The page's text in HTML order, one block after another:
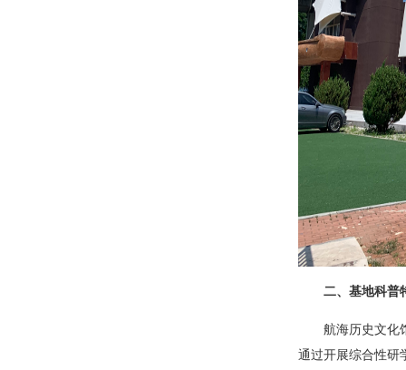
二、基地科普
航海历史文化
通过开展综合性研